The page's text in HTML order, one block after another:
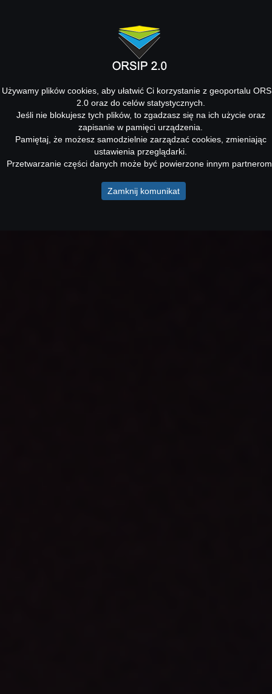
Używamy plików cookies, aby ułatwić Ci korzystanie z geoportalu
2.0 oraz do celów statystycznych.
Jeśli nie blokujesz tych plików, to zgadzasz się na ich użycie oraz
zapisanie w pamięci urządzenia.
Pamiętaj, że możesz samodzielnie zarządzać cookies, zmieniając
ustawienia przeglądarki.
Przetwarzanie części danych może być powierzone innym
Zamknij komunikat